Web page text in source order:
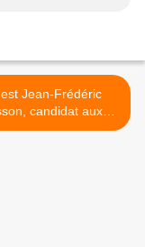
Jean-Frédéric
candidat aux
de la droite, qui